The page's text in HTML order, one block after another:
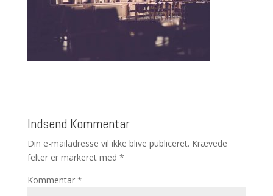
Indsend Kommentar
Din e-mailadresse vil ikke blive publiceret. Krævede
felter er markeret med *
Kommentar *